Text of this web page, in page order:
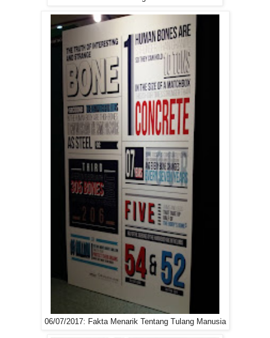
06/07/2017: Fakta Menarik Tentang Tulang Manusia